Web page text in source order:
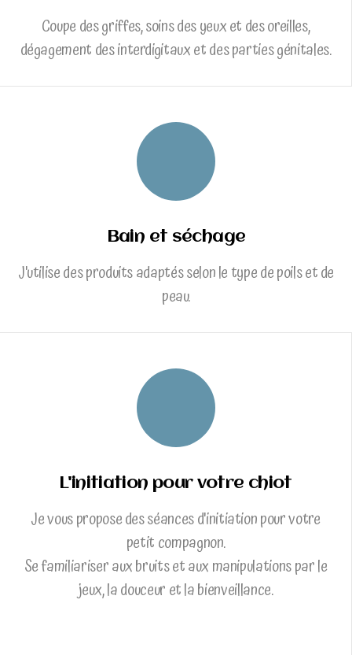
Coupe des griffes, soins des yeux et des oreilles,
dégagement des interdigitaux et des parties génitales.
Bain et séchage
J'utilise des produits adaptés selon le type de poils et de
peau.
L'initiation pour votre chiot
Je vous propose des séances d'initiation pour votre
petit compagnon.
Se familiariser aux bruits et aux manipulations par le
jeux, la douceur et la bienveillance.